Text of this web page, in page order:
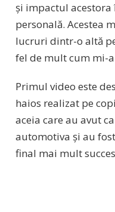
și impactul acestora
personală. Acestea
lucruri dintr-o altă
fel de mult cum mi-
Primul video este
haios realizat pe
aceia care au avut
automotiva și au
final mai mult